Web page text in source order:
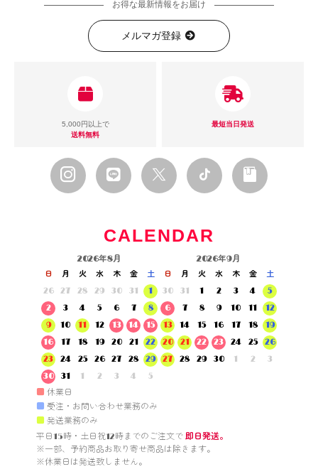
お得な最新情報をお届け
メルマガ登録
5,000円以上で
送料無料
最短当日発送
CALENDAR
2026年8月
日 月 火 水 木 金
土
26
27 28 29 30 31
1
2
3 4 5 6 7
8
9
10 11 12 13 14
15
16
17 18 19 20 21
22
23
24 25 26 27 28
29
30
31 1 2 3 4 5
2026年9月
日 月 火 水 木 金
土
30
31 1 2 3 4
5
6
7 8 9 10 11
12
13
14 15 16 17 18
19
20
21 22 23 24 25
26
27
28 29 30 1 2 3
■ 休業日
■ 受注・お問い合わせ業務のみ
■ 発送業務のみ
平日15時・土日祝12時までのご注文で 即日発送。
※一部、予約商品お取り寄せ商品は除きます。
※休業日は発送致しません。